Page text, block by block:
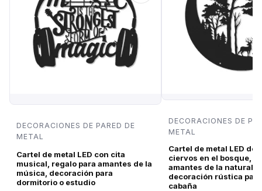
DECORACIONES DE PARED DE
METAL
Cartel de metal LED con cita
musical, regalo para amantes de la
música, decoración para
dormitorio o estudio
DECORACIONES DE
METAL
Cartel de metal LED de
ciervos en el bosque,
amantes de la
decoración rústica
cabaña